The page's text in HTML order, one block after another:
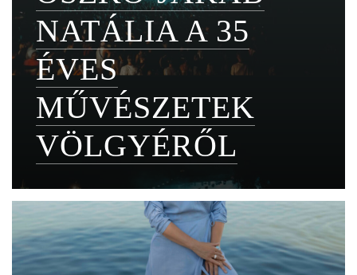
NATÁLIA A 35
ÉVES
MŰVÉSZETEK
VÖLGYÉRŐL